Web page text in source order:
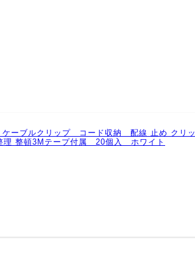
ーブルクリップ コード収納 配線 止め クリッ
理 整頓3Mテープ付属 20個入 ホワイト